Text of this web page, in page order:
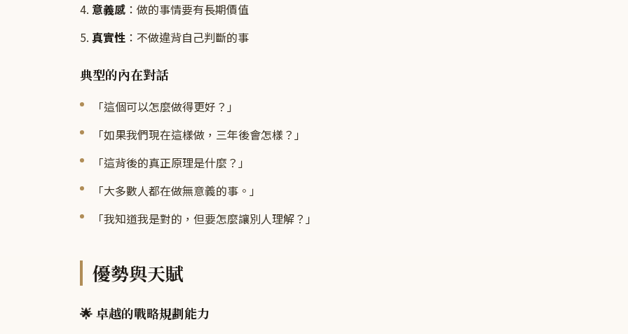
4. 意義感 ：做的事情要有長期價值
5. 真實性 ：不做違背自己判斷的事
典型的內在對話
「這個可以怎麼做得更好？」
「如果我們現在這樣做，三年後會怎樣？」
「這背後的真正原理是什麼？」
「大多數人都在做無意義的事。」
「我知道我是對的，但要怎麼讓別人理解？」
優勢與天賦
🌟 卓越的戰略規劃能力